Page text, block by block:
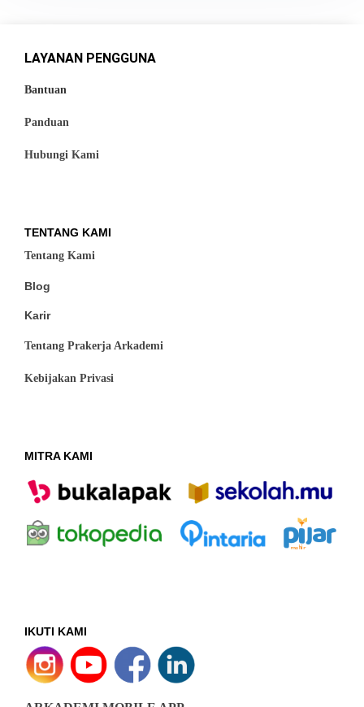
LAYANAN PENGGUNA
Bantuan
Panduan
Hubungi Kami
TENTANG KAMI
Tentang Kami
Blog
Karir
Tentang Prakerja Arkademi
Kebijakan Privasi
MITRA KAMI
IKUTI KAMI